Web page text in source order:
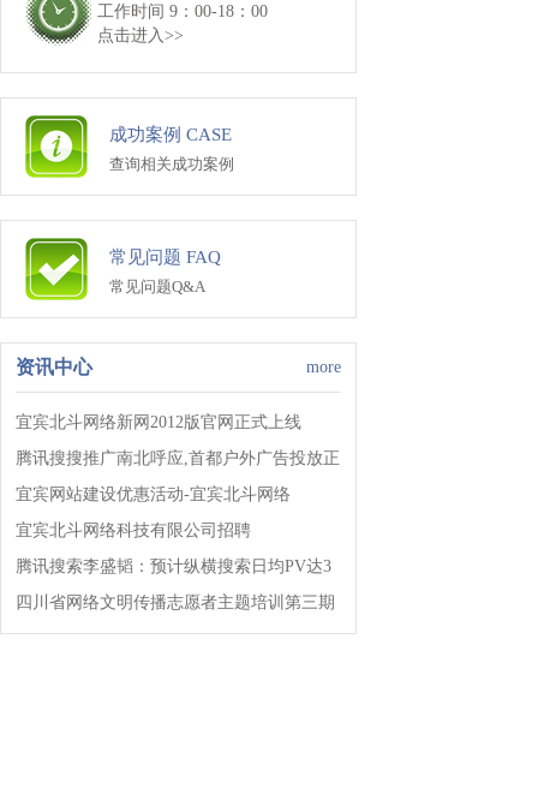
工作时间 9：00-18：00
点击进入>>
成功案例 CASE
查询相关成功案例
常见问题 FAQ
常见问题Q&A
资讯中心 more
宜宾北斗网络新网2012版官网正式上线
腾讯搜搜推广南北呼应,首都户外广告投放正
式启动!!!
宜宾网站建设优惠活动-宜宾北斗网络
宜宾北斗网络科技有限公司招聘
腾讯搜索李盛韬：预计纵横搜索日均PV达3
亿!
四川省网络文明传播志愿者主题培训第三期
开班!